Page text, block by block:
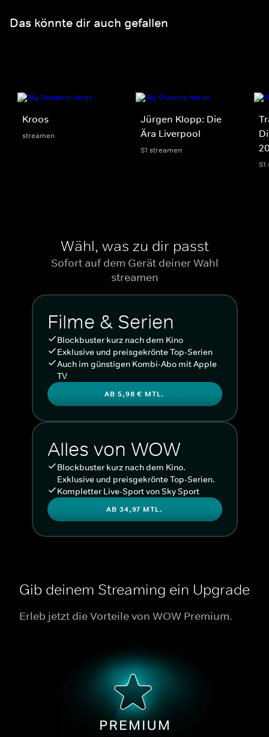
Das könnte dir auch gefallen
Kroos
streamen
Jürgen Klopp: Die
Ära Liverpool
S1 streamen
Wähl, was zu dir passt
Sofort auf dem Gerät deiner Wahl
streamen
Filme & Serien
Blockbuster kurz nach dem Kino
Exklusive und preisgekrönte Top-Serien
Auch im günstigen Kombi-Abo mit Apple
TV
AB 5,98 € MTL.
Alles von WOW
Blockbuster kurz nach dem Kino.
Exklusive und preisgekrönte Top-Serien.
Kompletter Live-Sport von Sky Sport
AB 34,97 MTL.
Gib deinem Streaming ein Upgrade
Erleb jetzt die Vorteile von WOW Premium.